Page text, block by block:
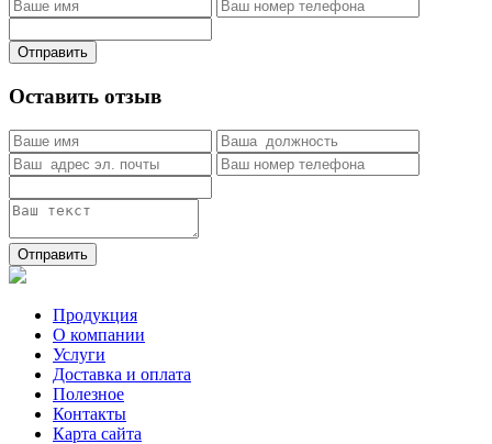
Отправить
Оставить отзыв
Отправить
Продукция
О компании
Услуги
Доставка и оплата
Полезное
Контакты
Карта сайта